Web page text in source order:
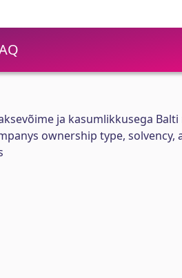
ja kasumlikkusega
ownership type, solvency,